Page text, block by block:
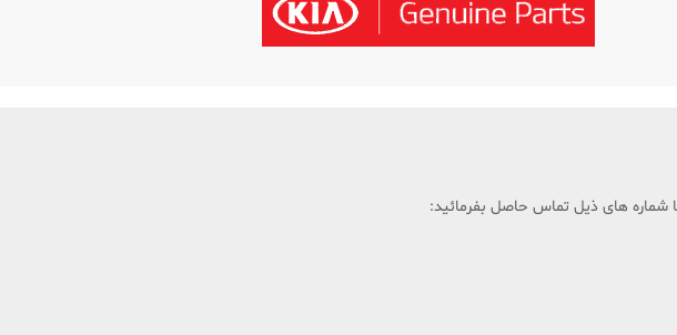
شماره های ذیل تماس حاصل بفرمائید: